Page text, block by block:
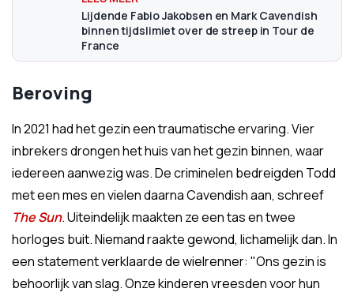
Lijdende Fabio Jakobsen en Mark Cavendish
binnen tijdslimiet over de streep in Tour de
France
Beroving
In 2021 had het gezin een traumatische ervaring. Vier
inbrekers drongen het huis van het gezin binnen, waar
iedereen aanwezig was. De criminelen bedreigden Todd
met een mes en vielen daarna Cavendish aan, schreef
The Sun. Uiteindelijk maakten ze een tas en twee
horloges buit. Niemand raakte gewond, lichamelijk dan. In
een statement verklaarde de wielrenner: "Ons gezin is
behoorlijk van slag. Onze kinderen vreesden voor hun